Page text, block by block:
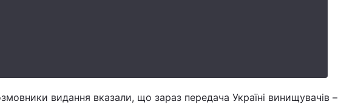
видання вказали, що зараз передача Україні винищувачів –